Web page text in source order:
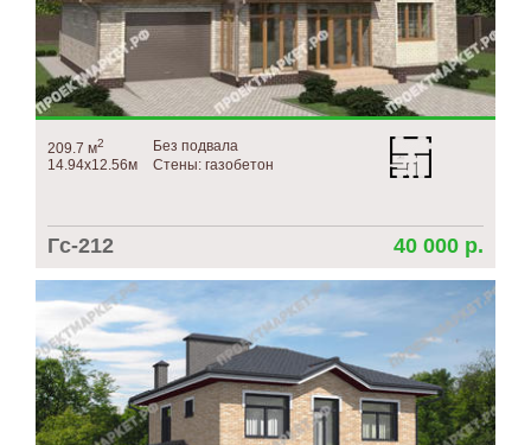
209.7 м2
14.94х12.56м
Без подвала
Стены: газобетон
Гс-212 40 000 р.